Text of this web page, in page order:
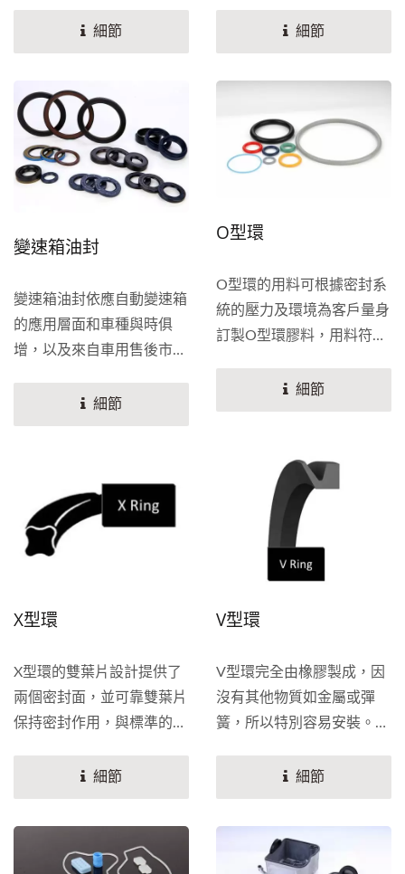
材料有：丁腈橡膠，氟橡
膠，矽橡膠，丙烯酸酯橡
等。
和轉向。力成的動力方向機
油封，可應用在旋轉式和往
留方向機內液體，並使方向
機的運作順暢穩定，此油封
種類分為旋轉式油封與往復
式油封兩大種類，目的在於
有效的防止方向機內的液體
細節
功能是將活塞拉回，從而釋
放制動器。受壓的製動液迫
使活塞從卡鉗中滑出。 制
以保護活塞和密封件免受道
路碎屑和水的影響。更換剎
新的防塵活塞環和密封件。
細節
變速箱油封
變速箱油封依應自動變速箱
的應用層面和車種與時俱
增，以及來自車用售後市場
變速箱有油封和其他密件供
客戶選擇，也為客戶提供客
品質和更優惠價格，全系列
的自動變速箱油封和密封件
可使自動變速箱有更長服務
車種系列的自動變速箱油封
NISSAN、VolksWagen、
BMW、GM等車系。
細節
O型環
O型環的用料可根據密封系
統的壓力及環境為客戶量身
訂製O型環膠料，用料符合
細節
X型環
X型環的雙葉片設計提供了
兩個密封面，並可靠雙葉片
保持密封作用，與標準的O
讓相對摩擦力減少，所以增
加使用壽命。而且專業研發
團隊可針對客戶需求和應用
面，提供專業的服務和諮
細節
V型環
V型環完全由橡膠製成，因
沒有其他物質如金屬或彈
簧，所以特別容易安裝。
細節